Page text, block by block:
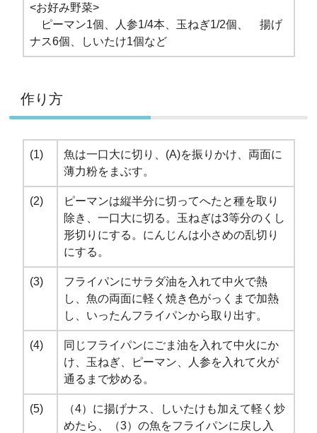
<お好み野菜>
ピーマン1個、人参1/4本、玉ねぎ1/2個、 揚げ
ナス6個、しいたけ1個など
作り方
(1)
魚は一口大に切り、(A)を振りかけ、両面に
薄力粉をまぶす。
(2)
ピーマンは縦半分に切ってへたと種を取り
除き、一口大に切る。玉ねぎは3等分のくし
形切りにする。にんじんは小さめの乱切り
にする。
(3)
フライパンにサラダ油を入れて中火で熱
し、魚の両面に軽く焼き色がっくまで加熱
し、いったんフライパンから取り出す。
(4)
同じフライパンにごま油を入れて中火にか
け、玉ねぎ、ピーマン、人参を入れて火が
通るまで炒める。
(5)
（4）に揚げナス、しいたけも加えて軽く炒
めたら、（3）の魚をフライパンに戻し入